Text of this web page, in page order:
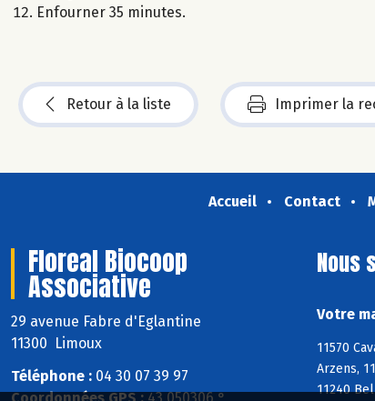
Enfourner 35 minutes.
Retour à la liste Imprimer la
Accueil Contact
Floreal Biocoop
Associative
29 avenue Fabre d'Eglantine
11300 Limoux
Téléphone : 04 30 07 39 97
Nous
Votre
11570
Arzens,
11240